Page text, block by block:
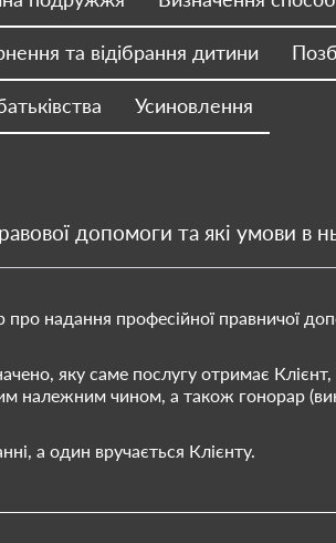
та відібрання дитини
Усиновлення
допомоги та які умови в
надання професійної правничої
яку саме послугу отримає Клієнт,
належним чином, а також гонорар
а один вручається Клієнту.